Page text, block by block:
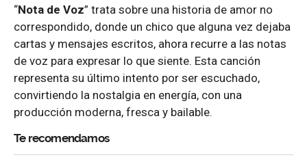
“Nota de Voz” trata sobre una historia de amor no
correspondido, donde un chico que alguna vez dejaba
cartas y mensajes escritos, ahora recurre a las notas
de voz para expresar lo que siente. Esta canción
representa su último intento por ser escuchado,
convirtiendo la nostalgia en energía, con una
producción moderna, fresca y bailable.
Te recomendamos